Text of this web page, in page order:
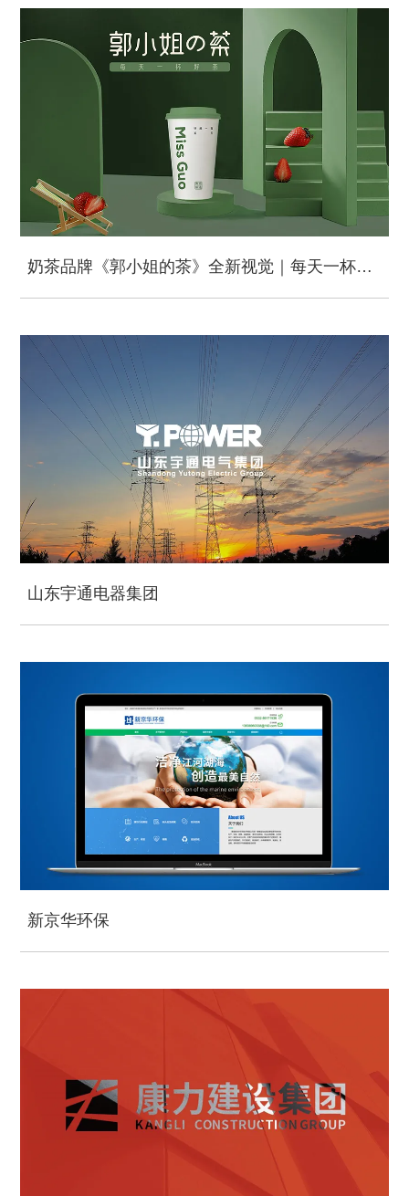
奶茶品牌《郭小姐的茶》全新视觉｜每天一杯好茶
山东宇通电器集团
新京华环保